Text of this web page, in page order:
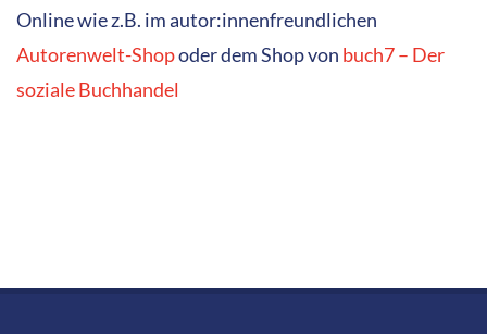
Online wie z.B. im autor:innenfreundlichen
Autorenwelt-Shopoder dem Shop von buch7 – Der
soziale Buchhandel